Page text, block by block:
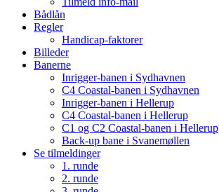
Bådlån
Regler
Handicap-faktorer
Billeder
Banerne
Inrigger-banen i Sydhavnen
C4 Coastal-banen i Sydhavnen
Inrigger-banen i Hellerup
C4 Coastal-banen i Hellerup
C1 og C2 Coastal-banen i Hellerup
Back-up bane i Svanemøllen
Se tilmeldinger
1. runde
2. runde